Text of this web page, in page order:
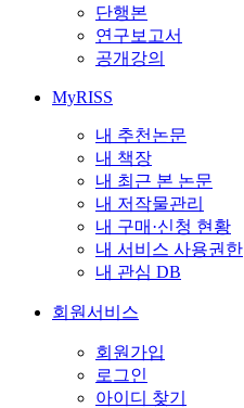
단행본
연구보고서
공개강의
MyRISS
내 추천논문
내 책장
내 최근 본 논문
내 저작물관리
내 구매·신청 현황
내 서비스 사용권한
내 관심 DB
회원서비스
회원가입
로그인
아이디 찾기